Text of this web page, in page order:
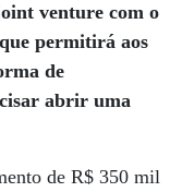
venture com o
permitirá aos
de
abrir uma
de R$ 350 mil